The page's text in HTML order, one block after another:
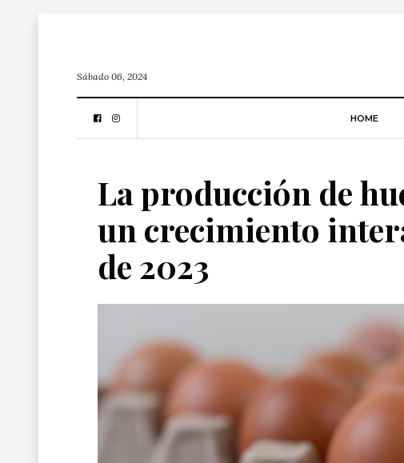
Sábado 06, 2024
HOME
La producción de
un crecimiento
de 2023